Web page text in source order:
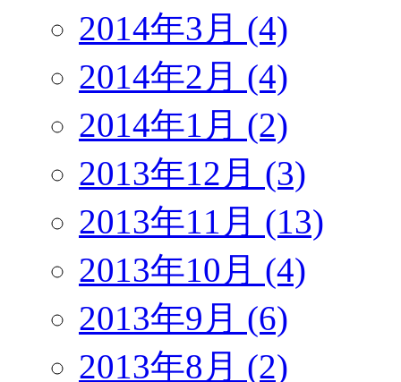
2014年3月 (4)
2014年2月 (4)
2014年1月 (2)
2013年12月 (3)
2013年11月 (13)
2013年10月 (4)
2013年9月 (6)
2013年8月 (2)